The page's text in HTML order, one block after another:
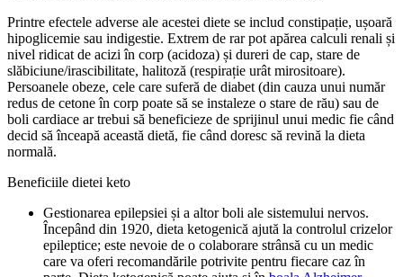
Printre efectele adverse ale acestei diete se includ constipație, ușoară
hipoglicemie sau indigestie. Extrem de rar pot apărea calculi renali și
nivel ridicat de acizi în corp (acidoza) și dureri de cap, stare de
slăbiciune/irascibilitate, halitoză (respirație urât mirositoare).
Persoanele obeze, cele care suferă de diabet (din cauza unui număr
redus de cetone în corp poate să se instaleze o stare de rău) sau de
boli cardiace ar trebui să beneficieze de sprijinul unui medic fie când
decid să înceapă această dietă, fie când doresc să revină la dieta
normală.
Beneficiile dietei keto
Gestionarea epilepsiei și a altor boli ale sistemului nervos.
Începând din 1920, dieta ketogenică ajută la controlul crizelor
epileptice; este nevoie de o colaborare strânsă cu un medic
care va oferi recomandările potrivite pentru fiecare caz în